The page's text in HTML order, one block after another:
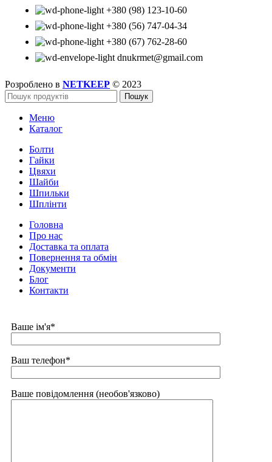
+380 (98) 123-10-60
+380 (56) 747-04-34
+380 (67) 762-28-60
dnukrmet@gmail.com
Розроблено в NETKEEP © 2023
Пошук
Меню
Каталог
Болти
Гайки
Цвяхи
Шайби
Шпильки
Шплінти
Головна
Про нас
Доставка та оплата
Повернення та обмін
Документи
Блог
Контакти
Ваше ім'я*
Ваш телефон*
Ваше повідомлення (необов'язково)